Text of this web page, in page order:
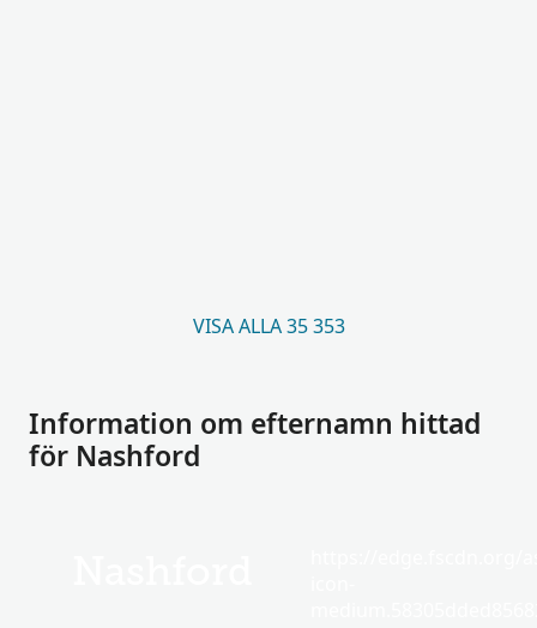
VISA ALLA 35 353
Information om efternamn hittad
för Nashford